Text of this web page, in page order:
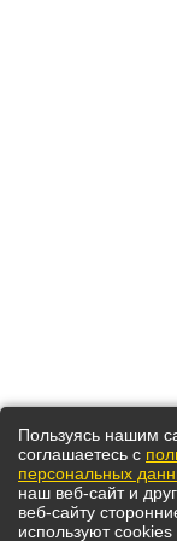
Пользуясь нашим
соглашаетесь с
персональных
наш веб-сайт и
веб-сайту
используют cookies